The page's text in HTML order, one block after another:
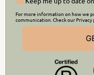
(NZD $)
Isole
Isole Turks e
For more information on how we
communication. Check our Privacy